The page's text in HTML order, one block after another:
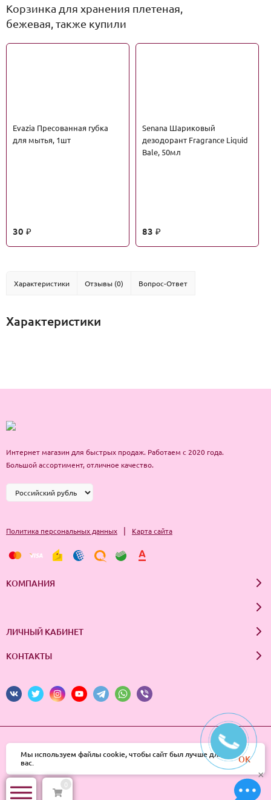
Корзинка для хранения плетеная,
бежевая, также купили
Evazia Пресованная губка
для мытья, 1шт
30 ₽
Senana Шариковый
дезодорант Fragrance Liquid
Bale, 50мл
83 ₽
Характеристики Отзывы (0) Вопрос-Ответ
Характеристики
Интернет магазин для быстрых продаж. Работаем с 2020 года.
Большой ассортимент, отличное качество.
Политика персональных данных | Карта сайта
КОМПАНИЯ
ЛИЧНЫЙ КАБИНЕТ
КОНТАКТЫ
© 2026 InSale. Все права защищены
0
Мы используем файлы cookie, чтобы сайт был лучше для
вас.
OK
×